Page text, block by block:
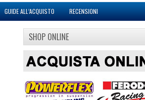
GUIDE ALL’ACQUISTO RECENSIONI
SHOP ONLINE